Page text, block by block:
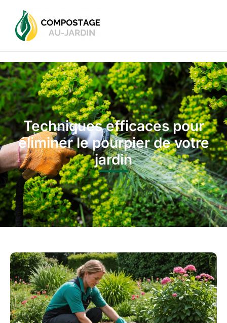
Techniques efficaces pour
éliminer le pourpier de votre
jardin